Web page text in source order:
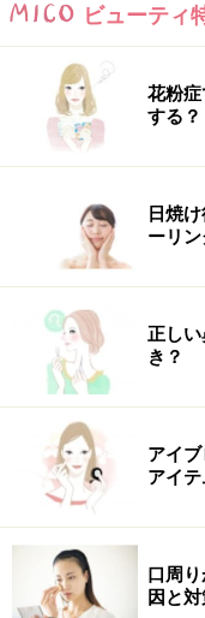
ラボラボ ナチュラ
1500円（税抜）／
肌荒れさんで
BB
薬用だから安心して
エテュセ 薬用BBミ
刺激が気になる時
ジェルで摩擦フリ
剤・クレンジング
など不使用のやさ
ビューティ
花粉
する？
日焼
ーリ
正し
き？
アイ
アイ
口周
因と